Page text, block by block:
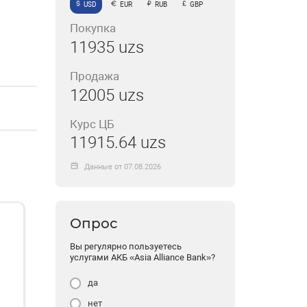
USD EUR RUB GBP
Покупка
11935 uzs
Продажа
12005 uzs
Курс ЦБ
11915.64 uzs
Данные от 07.08.2026
Опрос
Вы регулярно пользуетесь
услугами АКБ «Asia Alliance Bank»?
да
нет